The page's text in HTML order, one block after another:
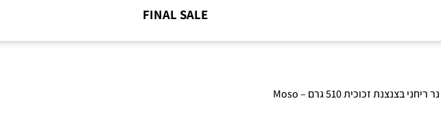
FINAL SALE
/ נר ריחני בצנצנת זכוכית 510 גרם – Moso